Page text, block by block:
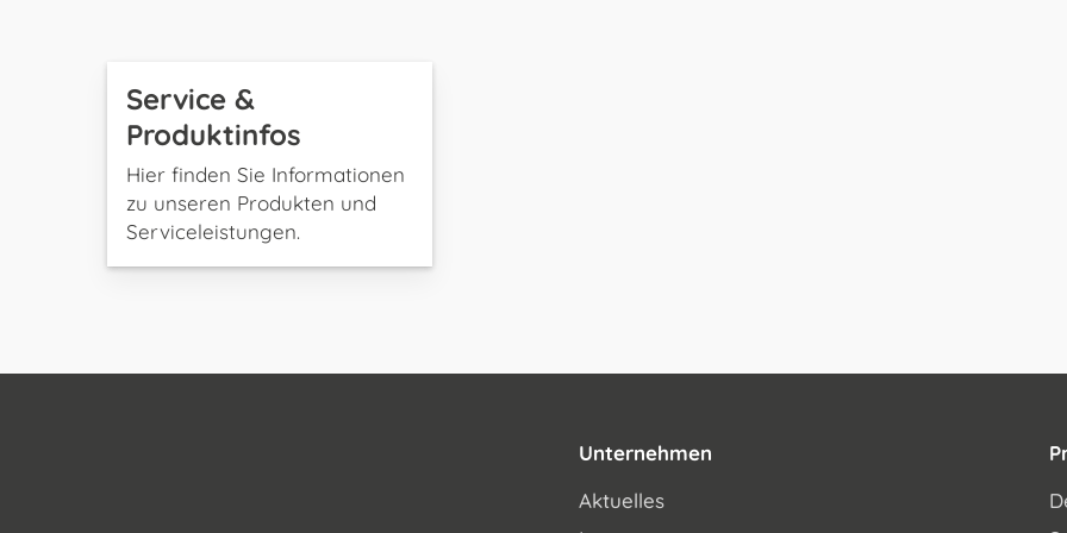
Service &
Produktinfos
Hier finden Sie Informationen
zu unseren Produkten und
Serviceleistungen.
Unternehmen
Aktuelles